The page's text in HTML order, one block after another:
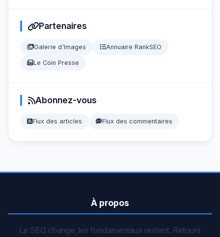
Partenaires
Galerie d'Images Annuaire RankSEO
Le Coin Presse
Abonnez-vous
Flux des articles Flux des commentaires
À propos
Le SEO change, les fondamentaux restent. Retours